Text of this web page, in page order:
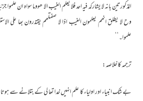
المذکورتین بانہ لا یشارکہ فیہ احد فلا یعلم الغیب الا ھووما سواہ ان
وح لا یطلق انھم یعلمون الغیب اذا لا صفتلھم یقتدرون بھا علی
علموا۔‘‘
ترجمہ کا خلاصہ:
بے شک انبیاء اور اولیاء کا علم انہیں خدا تعا لی کے بتلانے سے